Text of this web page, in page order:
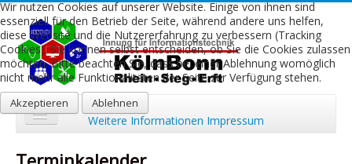
Wir nutzen Cookies auf unserer Website. Einige von ihnen sind
essenziell für den Betrieb der Seite, während andere uns helfen,
diese Website und die Nutzererfahrung zu verbessern (Tracking
Cookies). Sie können selbst entscheiden, ob Sie die Cookies zulassen
möchten. Bitte beachten Sie, dass bei einer Ablehnung womöglich
nicht mehr alle Funktionalitäten der Seite zur Verfügung stehen.
Akzeptieren Ablehnen
Weitere Informationen Impressum